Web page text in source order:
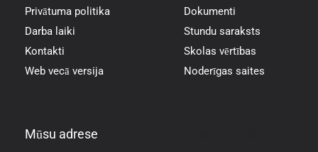
Privātuma politika
Darba laiki
Kontakti
Web vecā versija
Dokumenti
Stundu saraksts
Skolas vērtības
Noderīgas saites
Mūsu adrese